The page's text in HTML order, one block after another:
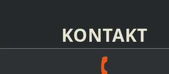
KONTAKT